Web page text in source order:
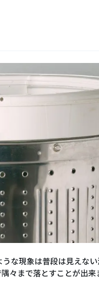
な現象は普段は見えな
々まで落とすことが出